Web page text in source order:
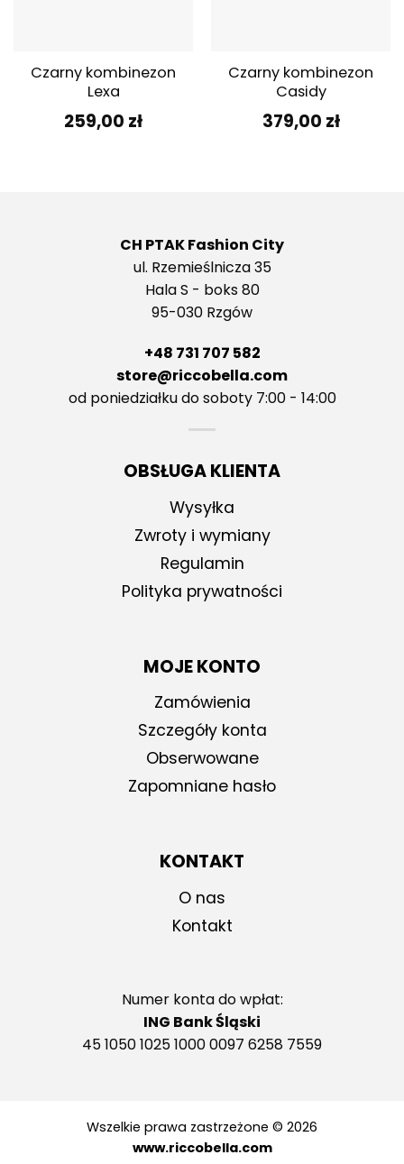
Czarny kombinezon
Lexa
259,00 zł
Czarny kombinezon
Casidy
379,00 zł
CH PTAK Fashion City
ul. Rzemieślnicza 35
Hala S - boks 80
95-030 Rzgów
+48 731 707 582
store@riccobella.com
od poniedziałku do soboty 7:00 - 14:00
OBSŁUGA KLIENTA
Wysyłka
Zwroty i wymiany
Regulamin
Polityka prywatności
MOJE KONTO
Zamówienia
Szczegóły konta
Obserwowane
Zapomniane hasło
KONTAKT
O nas
Kontakt
Numer konta do wpłat:
ING Bank Śląski
45 1050 1025 1000 0097 6258 7559
Wszelkie prawa zastrzeżone © 2026
www.riccobella.com